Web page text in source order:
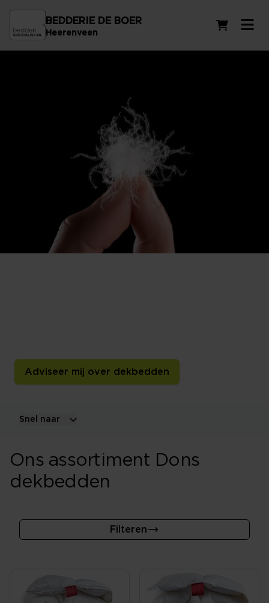
BEDDERIE DE BOER
Heerenveen
Adviseer mij over dekbedden
Snel naar
Ons assortiment Dons
dekbedden
Filteren